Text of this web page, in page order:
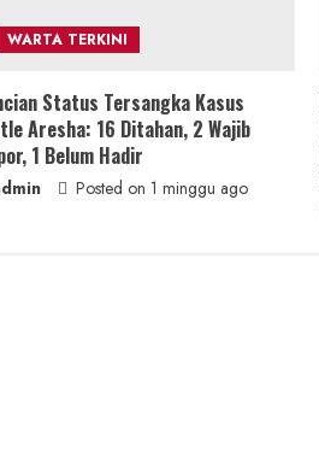
WARTA TERKINI
Status Tersangka Kasus
Aresha: 16 Ditahan, 2 Wajib
1 Belum Hadir
Posted on 1 minggu ago